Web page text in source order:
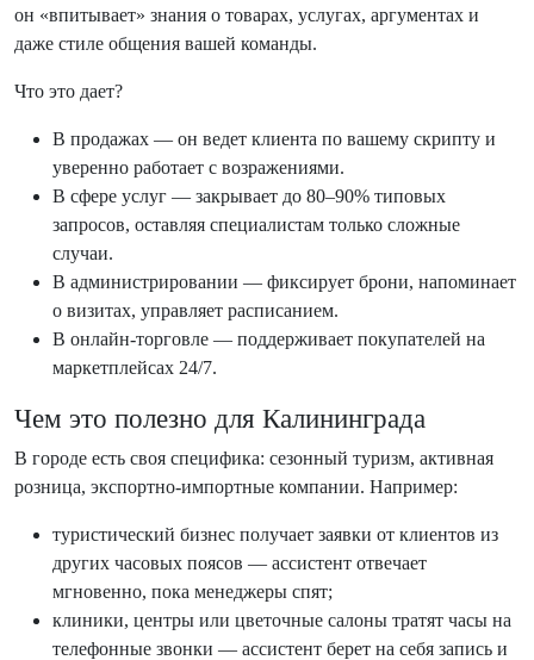
он «впитывает» знания о товарах, услугах, аргументах и
даже стиле общения вашей команды.
Что это дает?
В продажах — он ведет клиента по вашему скрипту и
уверенно работает с возражениями.
В сфере услуг — закрывает до 80–90% типовых
запросов, оставляя специалистам только сложные
случаи.
В администрировании — фиксирует брони, напоминает
о визитах, управляет расписанием.
В онлайн-торговле — поддерживает покупателей на
маркетплейсах 24/7.
Чем это полезно для Калининграда
В городе есть своя специфика: сезонный туризм, активная
розница, экспортно-импортные компании. Например:
туристический бизнес получает заявки от клиентов из
других часовых поясов — ассистент отвечает
мгновенно, пока менеджеры спят;
клиники, центры или цветочные салоны тратят часы на
телефонные звонки — ассистент берет на себя запись и